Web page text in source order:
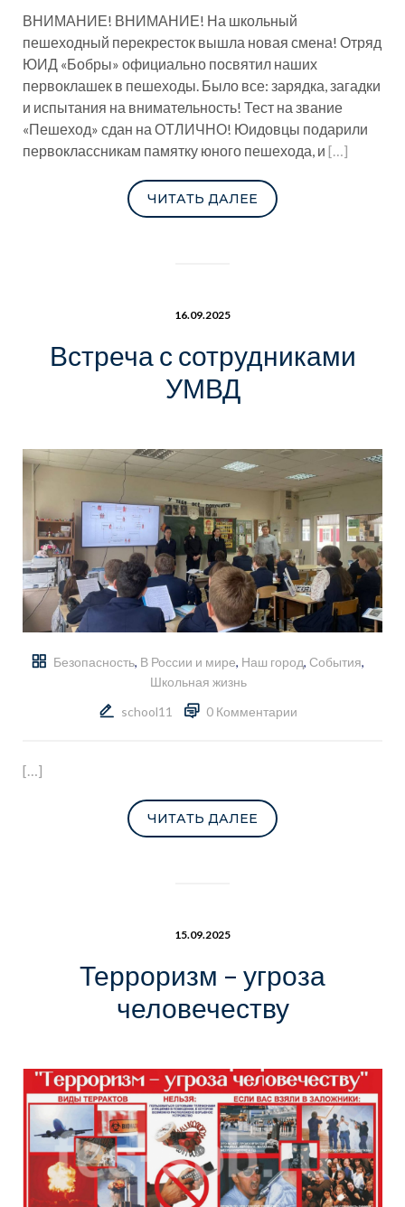
ВНИМАНИЕ! ВНИМАНИЕ! На школьный
пешеходный перекресток вышла новая смена! Отряд
ЮИД «Бобры» официально посвятил наших
первоклашек в пешеходы. Было все: зарядка, загадки
и испытания на внимательность! Тест на звание
«Пешеход» сдан на ОТЛИЧНО! Юидовцы подарили
первоклассникам памятку юного пешехода, и […]
ЧИТАТЬ ДАЛЕЕ
16.09.2025
Встреча с сотрудниками
УМВД
Безопасность, В России и мире, Наш город, События,
Школьная жизнь
school11
0 Комментарии
[…]
ЧИТАТЬ ДАЛЕЕ
15.09.2025
Терроризм – угроза
человечеству